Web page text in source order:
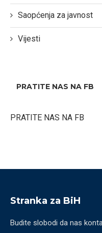
Saopćenja za javnost
Vijesti
PRATITE NAS NA FB
PRATITE NAS NA FB
Stranka za BiH
Budite slobodi da nas